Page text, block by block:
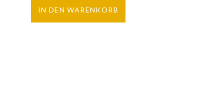
IN DEN WARENKORB